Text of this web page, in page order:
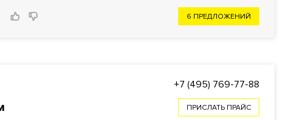
6 ПРЕДЛОЖЕНИЙ
+7 (495) 769-77-88
ПРИСЛАТЬ ПРАЙС